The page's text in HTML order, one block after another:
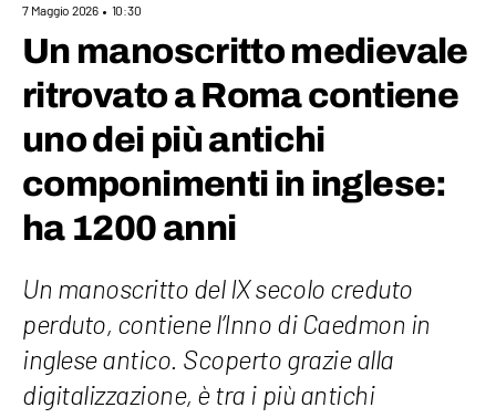
7 Maggio 2026 10:30
Un manoscritto medievale
ritrovato a Roma contiene
uno dei più antichi
componimenti in inglese:
ha 1200 anni
Un manoscritto del IX secolo creduto
perduto, contiene l’Inno di Caedmon in
inglese antico. Scoperto grazie alla
digitalizzazione, è tra i più antichi